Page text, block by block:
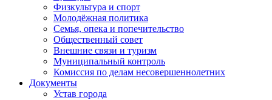
Физкультура и спорт
Молодёжная политика
Семья, опека и попечительство
Общественный совет
Внешние связи и туризм
Муниципальный контроль
Комиссия по делам несовершеннолетних
Документы
Устав города